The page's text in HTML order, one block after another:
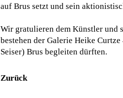
auf Brus setzt und sein
Wir gratulieren dem Künstler und
bestehen der Galerie Heike
Seiser) Brus begleiten dürften.
Zurück